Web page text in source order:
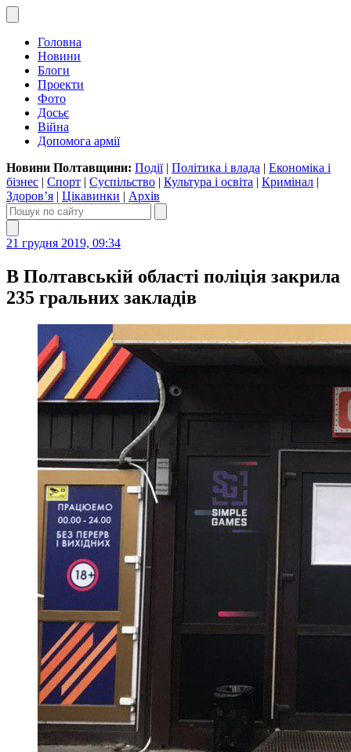
Головна
Новини
Блоги
Проекти
Фото
Досьє
Війна
Допомога армії
Новини Полтавщини: Події| Політика і влада | Економіка і
бізнес | Спорт | Суспільство | Культура і освіта | Кримінал |
Здоров’я | Цікавинки | Архів
21 грудня 2019, 09:34
В Полтавській області поліція закрила
235 гральних закладів